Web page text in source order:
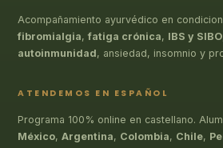
Acompañamiento ayurvédico en
fibromialgia,fatiga crónica, IBS y SIBO
autoinmunidad, ansiedad, insomnio y
ATENDEMOS EN ESPAÑOL
Programa 100% online en castellano.
México, Argentina, Colombia, Chile,